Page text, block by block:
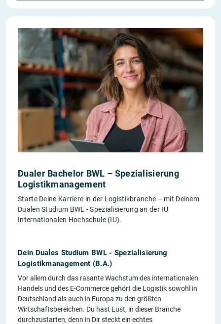
Dualer Bachelor BWL – Spezialisierung
Logistikmanagement
Starte Deine Karriere in der Logistikbranche – mit Deinem
Dualen Studium BWL - Spezialisierung an der IU
Internationalen Hochschule (IU).
Dein Duales Studium BWL - Spezialisierung
Logistikmanagement (B.A.)
Vor allem durch das rasante Wachstum des internationalen
Handels und des E-Commerce gehört die Logistik sowohl in
Deutschland als auch in Europa zu den größten
Wirtschaftsbereichen. Du hast Lust, in dieser Branche
durchzustarten, denn in Dir steckt ein echtes